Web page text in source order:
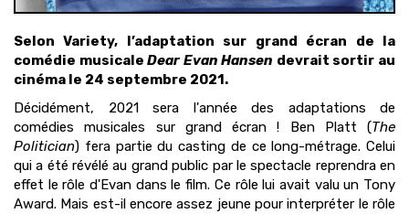
Selon Variety, l’adaptation sur grand écran de la
comédie musicaleDear Evan Hansen devrait sortir au
cinéma le 24 septembre 2021.
Décidément, 2021 sera l'année des adaptations de
comédies musicales sur grand écran ! Ben Platt (The
Politician) fera partie du casting de ce long-métrage. Celui
qui a été révélé au grand public par le spectacle reprendra en
effet le rôle d'Evan dans le film. Ce rôle lui avait valu un Tony
Award. Mais est-il encore assez jeune pour interpréter le rôle